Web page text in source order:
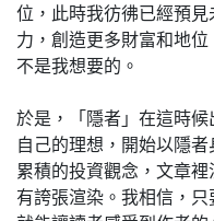
位，此時我彷彿已經預
力，創造更多財富和地
不是我想要的。
於是，「隱者」在這時
自己的理想，開始以隱
累積的投資觀念，文章
有誇張渲染。我相信，